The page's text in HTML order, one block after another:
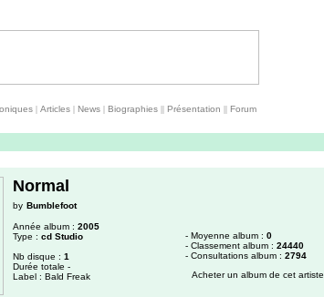
| Articles | News | Biographies || Présentation || Forum
Normal
by Bumblefoot
Année album : 2005
Type : cd Studio
Nb disque : 1
Durée totale -
Label : Bald Freak
- Moyenne album : 0
- Classement album : 24440
- Consultations album : 2794
Acheter un album de cet artiste